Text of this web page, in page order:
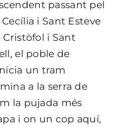
passant pel
i Sant Esteve
i Sant
el poble de
un tram
a la serra de
la pujada més
i on un cop aquí,